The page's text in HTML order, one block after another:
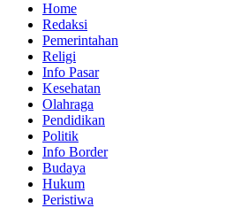
Home
Redaksi
Pemerintahan
Religi
Info Pasar
Kesehatan
Olahraga
Pendidikan
Politik
Info Border
Budaya
Hukum
Peristiwa